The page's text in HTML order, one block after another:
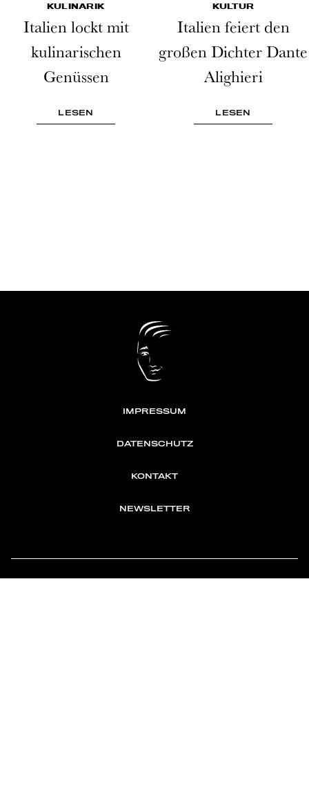
KULINARIK
Italien lockt mit
kulinarischen
Genüssen
LESEN
KULTUR
Italien feiert den
großen Dichter Dante
Alighieri
LESEN
IMPRESSUM
DATENSCHUTZ
KONTAKT
NEWSLETTER